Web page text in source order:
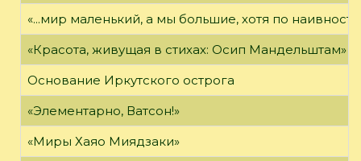
«...мир маленький, а мы большие, хотя по
«Красота, живущая в стихах: Осип Мандельштам»
Основание Иркутского острога
«Элементарно, Ватсон!»
«Миры Хаяо Миядзаки»